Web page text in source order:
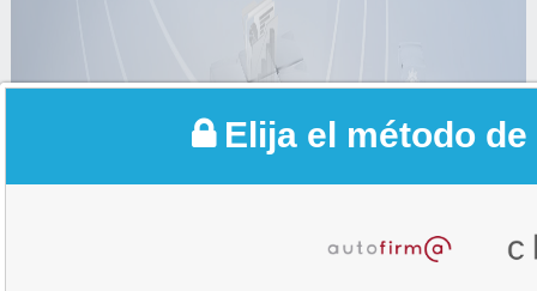
Elija el método